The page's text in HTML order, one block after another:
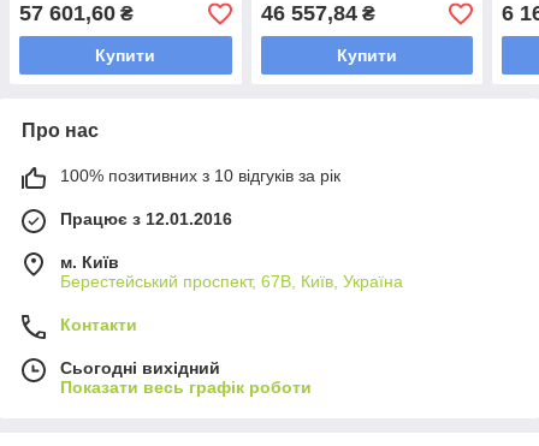
57 601,60 ₴
Купити
46 557,84₴
Купити
6
Про нас
100% позитивних з 10 відгуків за рік
Працює з 12.01.2016
м. Київ
Берестейський проспект, 67В, Київ, Україна
Контакти
Сьогодні вихідний
Показати весь графік роботи